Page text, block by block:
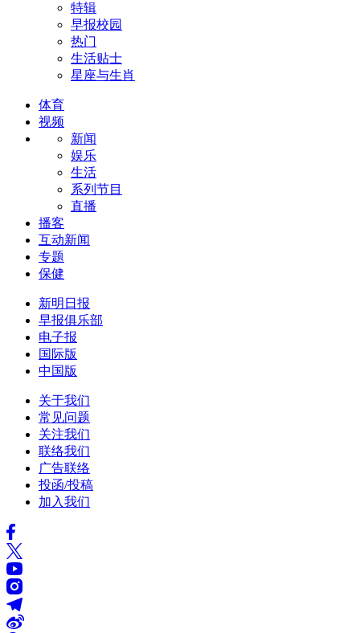
特辑
早报校园
热门
生活贴士
星座与生肖
体育
视频
新闻
娱乐
生活
系列节目
直播
播客
互动新闻
专题
保健
新明日报
早报俱乐部
电子报
国际版
中国版
关于我们
常见问题
关注我们
联络我们
广告联络
投函/投稿
加入我们